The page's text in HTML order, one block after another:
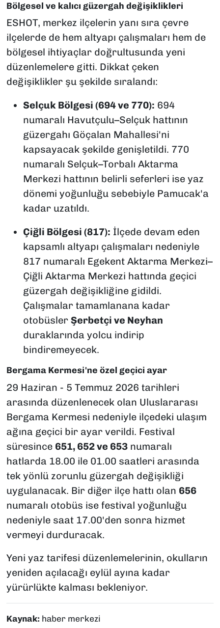
Bölgesel ve kalıcı güzergah değişiklikleri
ESHOT, merkez ilçelerin yanı sıra çevre
ilçelerde de hem altyapı çalışmaları hem de
bölgesel ihtiyaçlar doğrultusunda yeni
düzenlemelere gitti. Dikkat çeken
değişiklikler şu şekilde sıralandı:
Selçuk Bölgesi (694 ve 770): 694
numaralı Havutçulu–Selçuk hattının
güzergahı Göçalan Mahallesi'ni
kapsayacak şekilde genişletildi. 770
numaralı Selçuk–Torbalı Aktarma
Merkezi hattının belirli seferleri ise yaz
dönemi yoğunluğu sebebiyle Pamucak'a
kadar uzatıldı.
Çiğli Bölgesi (817): İlçede devam eden
kapsamlı altyapı çalışmaları nedeniyle
817 numaralı Egekent Aktarma Merkezi–
Çiğli Aktarma Merkezi hattında geçici
güzergah değişikliğine gidildi.
Çalışmalar tamamlanana kadar
otobüsler Şerbetçi ve Neyhan
duraklarında yolcu indirip
bindiremeyecek.
Bergama Kermesi'ne özel geçici ayar
29 Haziran - 5 Temmuz 2026 tarihleri
arasında düzenlenecek olan Uluslararası
Bergama Kermesi nedeniyle ilçedeki ulaşım
ağına geçici bir ayar verildi. Festival
süresince 651, 652 ve 653numaralı
hatlarda 18.00 ile 01.00 saatleri arasında
tek yönlü zorunlu güzergah değişikliği
uygulanacak. Bir diğer ilçe hattı olan 656
numaralı otobüs ise festival yoğunluğu
nedeniyle saat 17.00'den sonra hizmet
vermeyi durduracak.
Yeni yaz tarifesi düzenlemelerinin, okulların
yeniden açılacağı eylül ayına kadar
yürürlükte kalması bekleniyor.
Kaynak: haber merkezi